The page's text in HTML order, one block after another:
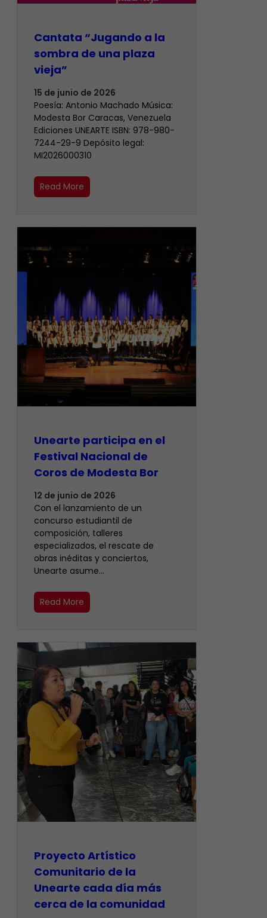
Cantata “Jugando a la
sombra de una plaza
vieja”
15 de junio de 2026
Poesía: Antonio Machado Música:
Modesta Bor Caracas, Venezuela
Ediciones UNEARTE ISBN: 978-980-
7244-29-9 Depósito legal:
MI2026000310
Read More
Unearte participa en el
Festival Nacional de
Coros de Modesta Bor
12 de junio de 2026
​Con el lanzamiento de un
concurso estudiantil de
composición, talleres
especializados, el rescate de
obras inéditas y conciertos,
Unearte asume…
Read More
Proyecto Artístico
Comunitario de la
Unearte cada día más
cerca de la comunidad